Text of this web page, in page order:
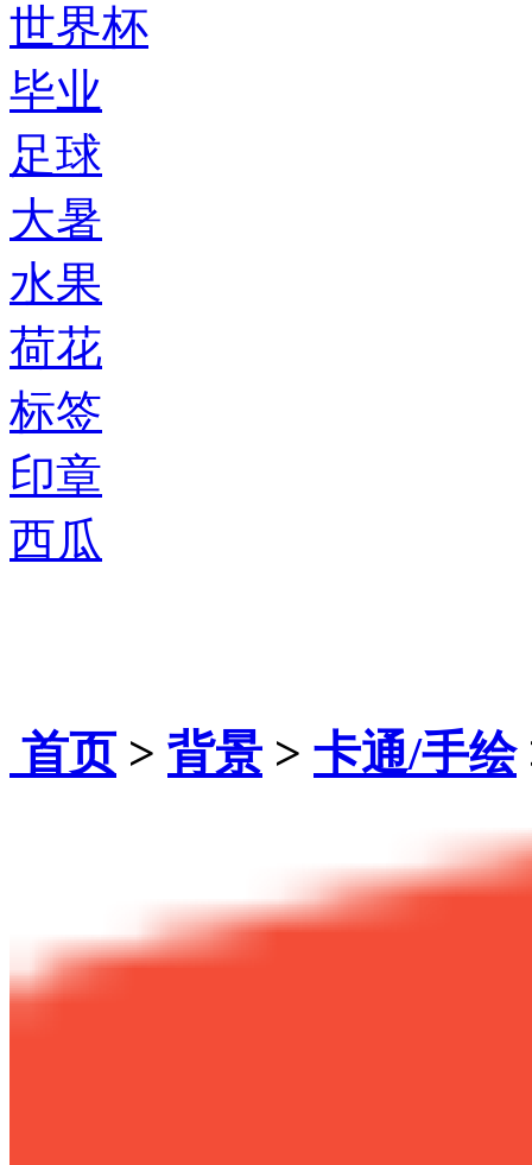
世界杯
毕业
足球
大暑
水果
荷花
标签
印章
西瓜
首页> 背景 > 卡通/手绘